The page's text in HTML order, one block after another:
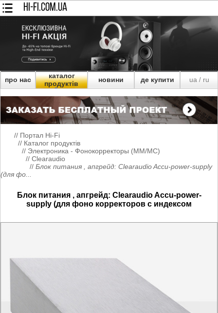
HI-FI.COM.UA
про нас
каталог
продуктів
новини де купити ua/ ru
// Портал Hi-Fi
// Каталог продуктів
// Электроника - Фонокорректоры (MM/MC)
// Clearaudio
// Блок питания , апгрейд: Clearaudio Accu-power-supply
(для фо...
Блок питания , апгрейд: Clearaudio Accu-power-
supply (для фоно корректоров с индексом